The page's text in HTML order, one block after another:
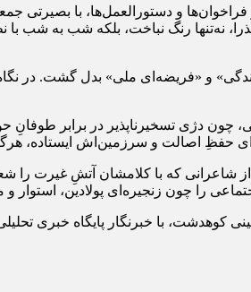
و دستورالعمل‌ها، با بصیرتی جمعی
نه‌تنها رنگ نباخت، بلکه شب به شب
و «فریضه‌ای ملی» بدل گشت. در نگاه
چون دژی تسخیرناپذیر در برابر طوفانِ
برای حفظِ اصالت و سرزمین‌اش ایستاده،
شاعرانی که با کلامشان آتشِ غیرت
را چون زنجیره‌ای پولادین، استوار
با خبرنگار پایگاه خبری